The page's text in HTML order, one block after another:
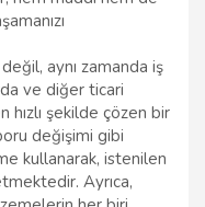
aynı zamanda iş
ve diğer ticari
hızlı şekilde çözen bir
boru değişimi gibi
kullanarak, istenilen
Ayrıca,